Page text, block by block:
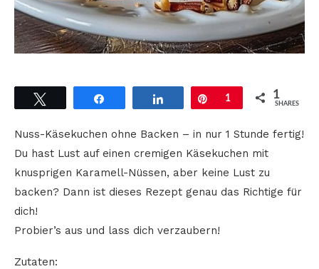
Pin
1 1
SHARES
Nuss-Käsekuchen ohne Backen – in nur 1 Stunde fertig!
Du hast Lust auf einen cremigen Käsekuchen mit
knusprigen Karamell-Nüssen, aber keine Lust zu
backen? Dann ist dieses Rezept genau das Richtige für
dich!
Probier’s aus und lass dich verzaubern!
Zutaten: